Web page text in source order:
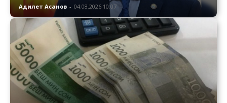
Адилет Асанов - 04.08.2026 10:07